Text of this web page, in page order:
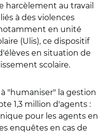
au travail
à des violences
en unité
(Ulis), ce dispositif
en situation de
scolaire.
"humaniser" la gestion
1,3 million d'agents :
pour les agents en
enquêtes en cas de